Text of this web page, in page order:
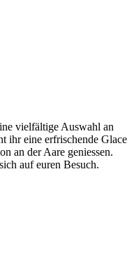
vielfältige Auswahl an
ihr eine erfrischende Glace
an der Aare geniessen.
auf euren Besuch.